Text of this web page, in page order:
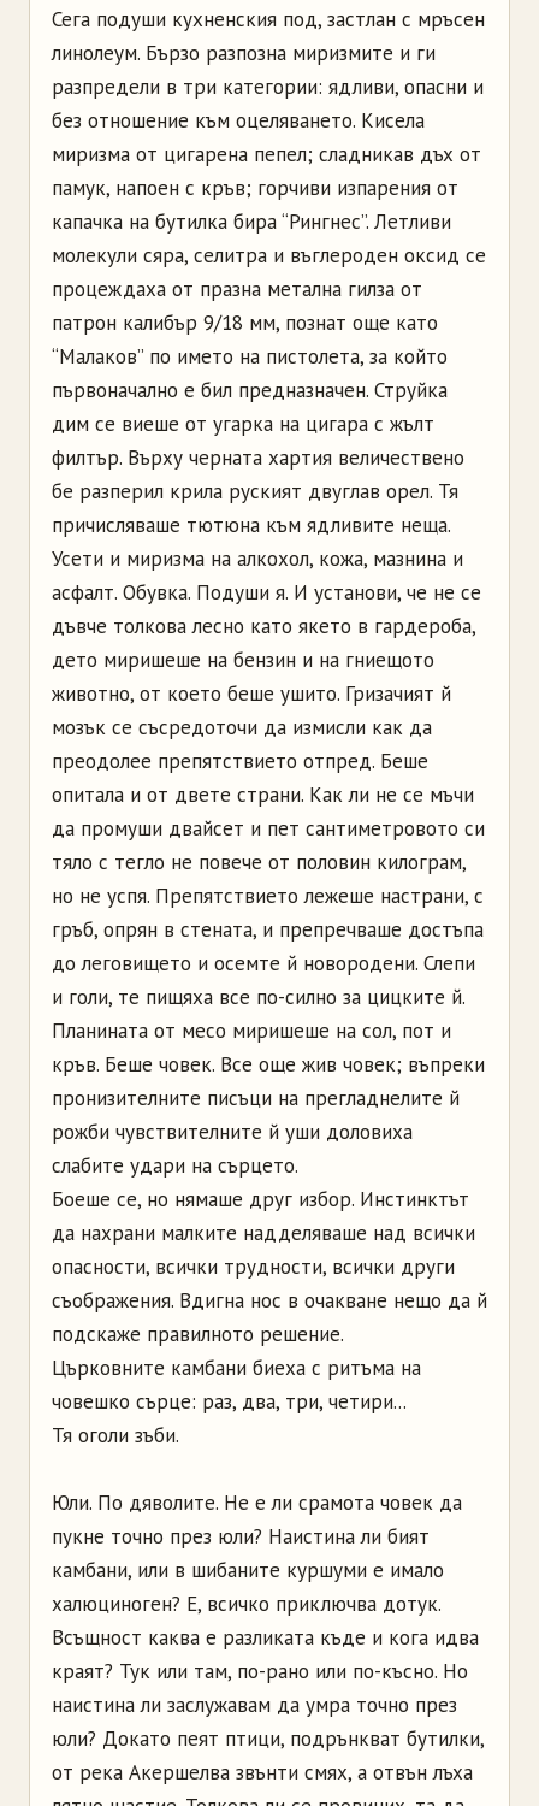
Сега подуши кухненския под, застлан с мръсен
линолеум. Бързо разпозна миризмите и ги
разпредели в три категории: ядливи, опасни и
без отношение към оцеляването. Кисела
миризма от цигарена пепел; сладникав дъх от
памук, напоен с кръв; горчиви изпарения от
капачка на бутилка бира “Рингнес”. Летливи
молекули сяра, селитра и въглероден оксид се
процеждаха от празна метална гилза от
патрон калибър 9/18 мм, познат още като
“Малаков” по името на пистолета, за който
първоначално е бил предназначен. Струйка
дим се виеше от угарка на цигара с жълт
филтър. Върху черната хартия величествено
бе разперил крила руският двуглав орел. Тя
причисляваше тютюна към ядливите неща.
Усети и миризма на алкохол, кожа, мазнина и
асфалт. Обувка. Подуши я. И установи, че не се
дъвче толкова лесно като якето в гардероба,
дето миришеше на бензин и на гниещото
животно, от което беше ушито. Гризачият й
мозък се съсредоточи да измисли как да
преодолее препятствието отпред. Беше
опитала и от двете страни. Как ли не се мъчи
да промуши двайсет и пет сантиметровото си
тяло с тегло не повече от половин килограм,
но не успя. Препятствието лежеше настрани, с
гръб, опрян в стената, и препречваше достъпа
до леговището и осемте й новородени. Слепи
и голи, те пищяха все по-силно за цицките й.
Планината от месо миришеше на сол, пот и
кръв. Беше човек. Все още жив човек; въпреки
пронизителните писъци на прегладнелите й
рожби чувствителните й уши доловиха
слабите удари на сърцето.
Боеше се, но нямаше друг избор. Инстинктът
да нахрани малките надделяваше над всички
опасности, всички трудности, всички други
съображения. Вдигна нос в очакване нещо да й
подскаже правилното решение.
Църковните камбани биеха с ритъма на
човешко сърце: раз, два, три, четири...
Тя оголи зъби.
Юли. По дяволите. Не е ли срамота човек да
пукне точно през юли? Наистина ли бият
камбани, или в шибаните куршуми е имало
халюциноген? Е, всичко приключва дотук.
Всъщност каква е разликата къде и кога идва
краят? Тук или там, по-рано или по-късно. Но
наистина ли заслужавам да умра точно през
юли? Докато пеят птици, подрънкват бутилки,
от река Акершелва звънти смях, а отвън лъха